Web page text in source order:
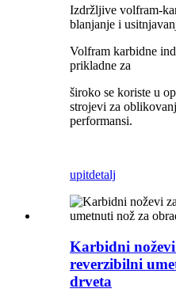
Izdržljive volfram-
blanjanje i
Volfram karbidne
prikladne za
široko se koriste u
strojevi za
performansi.
upitdetalj
Karbidni
reverzibilni
drveta